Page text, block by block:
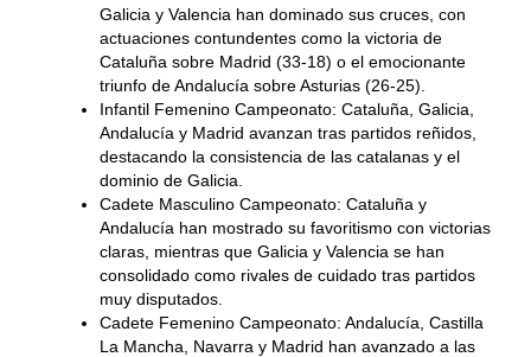
Galicia y Valencia han dominado sus cruces, con
actuaciones contundentes como la victoria de
Cataluña sobre Madrid (33-18) o el emocionante
triunfo de Andalucía sobre Asturias (26-25).
Infantil Femenino Campeonato: Cataluña, Galicia,
Andalucía y Madrid avanzan tras partidos reñidos,
destacando la consistencia de las catalanas y el
dominio de Galicia.
Cadete Masculino Campeonato: Cataluña y
Andalucía han mostrado su favoritismo con victorias
claras, mientras que Galicia y Valencia se han
consolidado como rivales de cuidado tras partidos
muy disputados.
Cadete Femenino Campeonato: Andalucía, Castilla
La Mancha, Navarra y Madrid han avanzado a las